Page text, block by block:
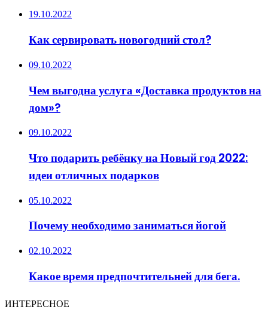
19.10.2022
Как сервировать новогодний стол?
09.10.2022
Чем выгодна услуга «Доставка продуктов на
дом»?
09.10.2022
Что подарить ребёнку на Новый год 2022:
идеи отличных подарков
05.10.2022
Почему необходимо заниматься йогой
02.10.2022
Какое время предпочтительней для бега.
ИНТЕРЕСНОЕ